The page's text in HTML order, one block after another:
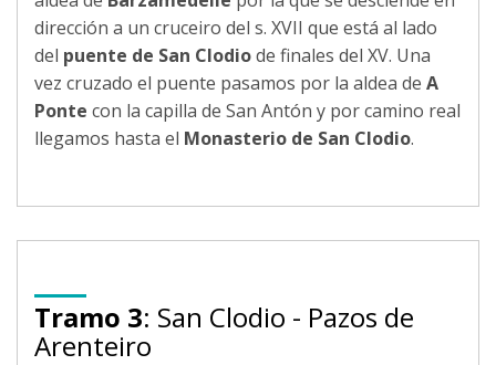
dirección a un cruceiro del s. XVII que está al lado
del puente de San Clodiode finales del XV. Una
vez cruzado el puente pasamos por la aldea de A
Ponte con la capilla de San Antón y por camino real
llegamos hasta el Monasterio de San Clodio.
Tramo 3: San Clodio - Pazos de
Arenteiro